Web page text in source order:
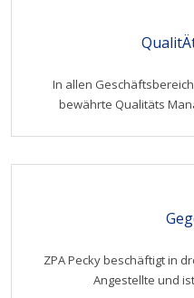
In allen
bewährte Qualitäts
ZPA Pecky beschäftigt in
Angestellte und